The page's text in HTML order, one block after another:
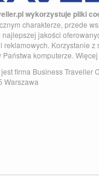
wykorzystuje pliki
charakterze, przede
jakości
reklamowych. Korzystanie z
komputerze.
firma Business Traveller
Warszawa